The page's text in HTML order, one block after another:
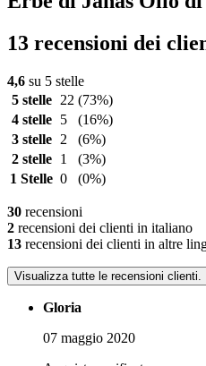
13 recensioni dei
4,6 su 5 stelle
5 stelle
22 (73%)
4 stelle
5
(16%)
3 stelle
2
(6%)
2 stelle
1
(3%)
1 Stelle 0 (0%)
30 recensioni
2 recensioni dei clienti in italiano
13 recensioni dei clienti in altre
Visualizza tutte le recensioni clienti.
Gloria
07 maggio 2020